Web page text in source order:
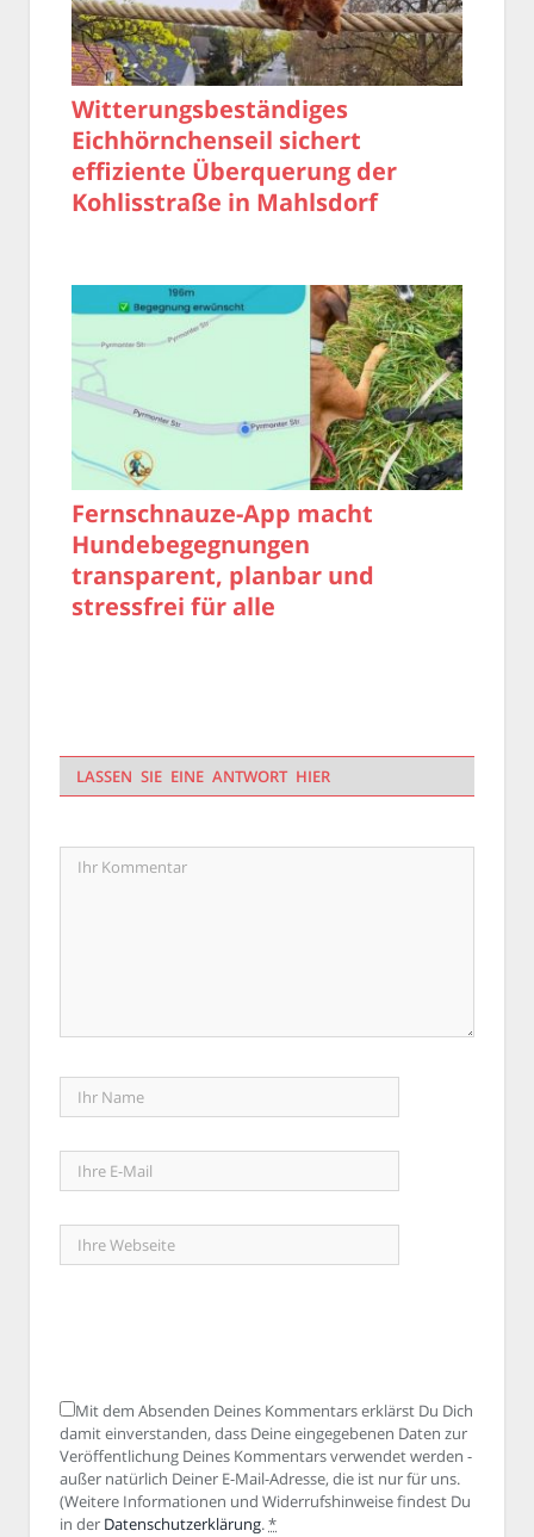
Witterungsbeständiges
Eichhörnchenseil sichert
effiziente Überquerung der
Kohlisstraße in Mahlsdorf
Fernschnauze-App macht
Hundebegegnungen
transparent, planbar und
stressfrei für alle
LASSEN SIE EINE ANTWORT HIER
Mit dem Absenden Deines Kommentars erklärst Du Dich
damit einverstanden, dass Deine eingegebenen Daten zur
Veröffentlichung Deines Kommentars verwendet werden -
außer natürlich Deiner E-Mail-Adresse, die ist nur für uns.
(Weitere Informationen und Widerrufshinweise findest Du
in der Datenschutzerklärung.*